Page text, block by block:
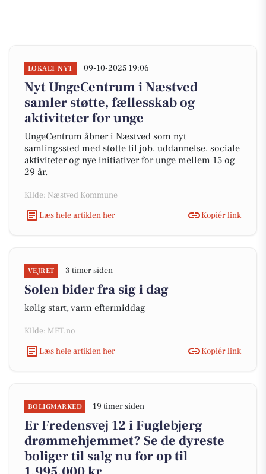
LOKALT NYT 09-10-2025 19:06
Nyt UngeCentrum i Næstved
samler støtte, fællesskab og
aktiviteter for unge
UngeCentrum åbner i Næstved som nyt
samlingssted med støtte til job, uddannelse, sociale
aktiviteter og nye initiativer for unge mellem 15 og
29 år.
Kilde: Næstved Kommune
Læs hele artiklen her
Kopiér link
VEJRET 3 timer siden
Solen bider fra sig i dag
kølig start, varm eftermiddag
Kilde: MET.no
Læs hele artiklen her
Kopiér link
BOLIGMARKED 19 timer siden
Er Fredensvej 12 i Fuglebjerg
drømmehjemmet? Se de dyreste
boliger til salg nu for op til